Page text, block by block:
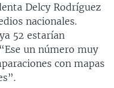
Delcy Rodríguez
nacionales.
52 estarían
un número muy
con mapas